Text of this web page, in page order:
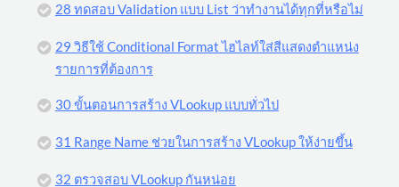
28 ทดสอบ Validation แบบ List ว่าทำงานได้ทุกที่หรือไม่
29 วิธีใช้ Conditional Format ไฮไลท์ใส่สีแสดงตำแหน่ง
รายการที่ต้องการ
30 ขั้นตอนการสร้าง VLookup แบบทั่วไป
31 Range Name ช่วยในการสร้าง VLookup ให้ง่ายขึ้น
32 ตรวจสอบ VLookup กันหน่อย